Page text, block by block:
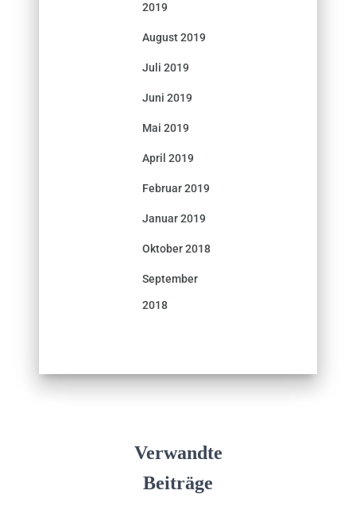
2019
August 2019
Juli 2019
Juni 2019
Mai 2019
April 2019
Februar 2019
Januar 2019
Oktober 2018
September
2018
Verwandte
Beiträge